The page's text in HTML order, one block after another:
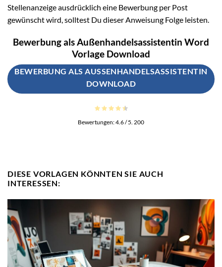
Stellenanzeige ausdrücklich eine Bewerbung per Post
gewünscht wird, solltest Du dieser Anweisung Folge leisten.
Bewerbung als Außenhandelsassistentin Word
Vorlage Download
BEWERBUNG ALS AUSSENHANDELSASSISTENTIN D
OWNLOAD
Bewertungen:4.6/ 5. 200
DIESE VORLAGEN KÖNNTEN SIE AUCH
INTERESSEN: